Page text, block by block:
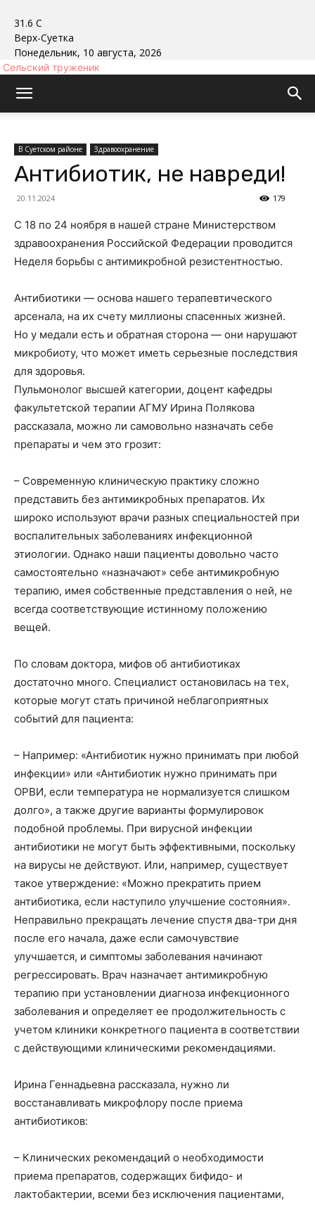
31.6 C
Верх-Суетка
Понедельник, 10 августа, 2026
Сельский труженик
В Суетском районе Здравоохранение
Антибиотик, не навреди!
20.11.2024 179
С 18 по 24 ноября в нашей стране Министерством
здравоохранения Российской Федерации проводится
Неделя борьбы с антимикробной резистентностью.
Антибиотики — основа нашего терапевтического
арсенала, на их счету миллионы спасенных жизней.
Но у медали есть и обратная сторона — они нарушают
микробиоту, что может иметь серьезные последствия
для здоровья.
Пульмонолог высшей категории, доцент кафедры
факультетской терапии АГМУ Ирина Полякова
рассказала, можно ли самовольно назначать себе
препараты и чем это грозит:
– Современную клиническую практику сложно
представить без антимикробных препаратов. Их
широко используют врачи разных специальностей при
воспалительных заболеваниях инфекционной
этиологии. Однако наши пациенты довольно часто
самостоятельно «назначают» себе антимикробную
терапию, имея собственные представления о ней, не
всегда соответствующие истинному положению
вещей.
По словам доктора, мифов об антибиотиках
достаточно много. Специалист остановилась на тех,
которые могут стать причиной неблагоприятных
событий для пациента:
– Например: «Антибиотик нужно принимать при любой
инфекции» или «Антибиотик нужно принимать при
ОРВИ, если температура не нормализуется слишком
долго», а также другие варианты формулировок
подобной проблемы. При вирусной инфекции
антибиотики не могут быть эффективными, поскольку
на вирусы не действуют. Или, например, существует
такое утверждение: «Можно прекратить прием
антибиотика, если наступило улучшение состояния».
Неправильно прекращать лечение спустя два-три дня
после его начала, даже если самочувствие
улучшается, и симптомы заболевания начинают
регрессировать. Врач назначает антимикробную
терапию при установлении диагноза инфекционного
заболевания и определяет ее продолжительность с
учетом клиники конкретного пациента в соответствии
с действующими клиническими рекомендациями.
Ирина Геннадьевна рассказала, нужно ли
восстанавливать микрофлору после приема
антибиотиков:
– Клинических рекомендаций о необходимости
приема препаратов, содержащих бифидо- и
лактобактерии, всеми без исключения пациентами,